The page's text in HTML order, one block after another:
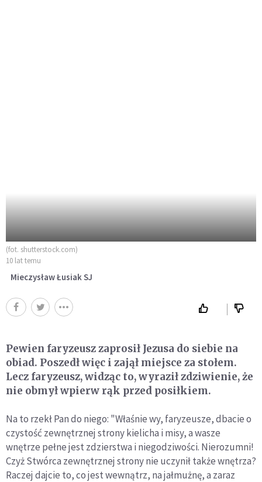
(fot. shutterstock.com)
10 lat temu
Mieczysław Łusiak SJ
Pewien faryzeusz zaprosił Jezusa do siebie na
obiad. Poszedł więc i zajął miejsce za stołem.
Lecz faryzeusz, widząc to, wyraził zdziwienie, że
nie obmył wpierw rąk przed posiłkiem.
Na to rzekł Pan do niego: "Właśnie wy, faryzeusze, dbacie o
czystość zewnętrznej strony kielicha i misy, a wasze
wnętrze pełne jest zdzierstwa i niegodziwości. Nierozumni!
Czyż Stwórca zewnętrznej strony nie uczynił także wnętrza?
Raczej dajcie to, co jest wewnątrz, na jałmużnę, a zaraz